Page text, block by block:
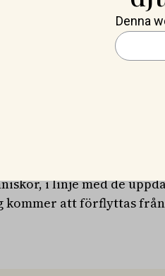
till
krav, planerar Zymiq nu
Tanken är att
och Europa.
USA, som är resistenta
på 13
terapier.
hundar är Zymiqs
i linje med de
kommer att förflyttas
Denna